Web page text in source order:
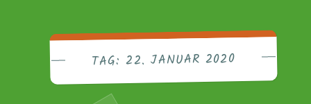
TAG: 22. JANUAR 2020